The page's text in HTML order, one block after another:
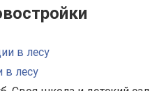
в лесу